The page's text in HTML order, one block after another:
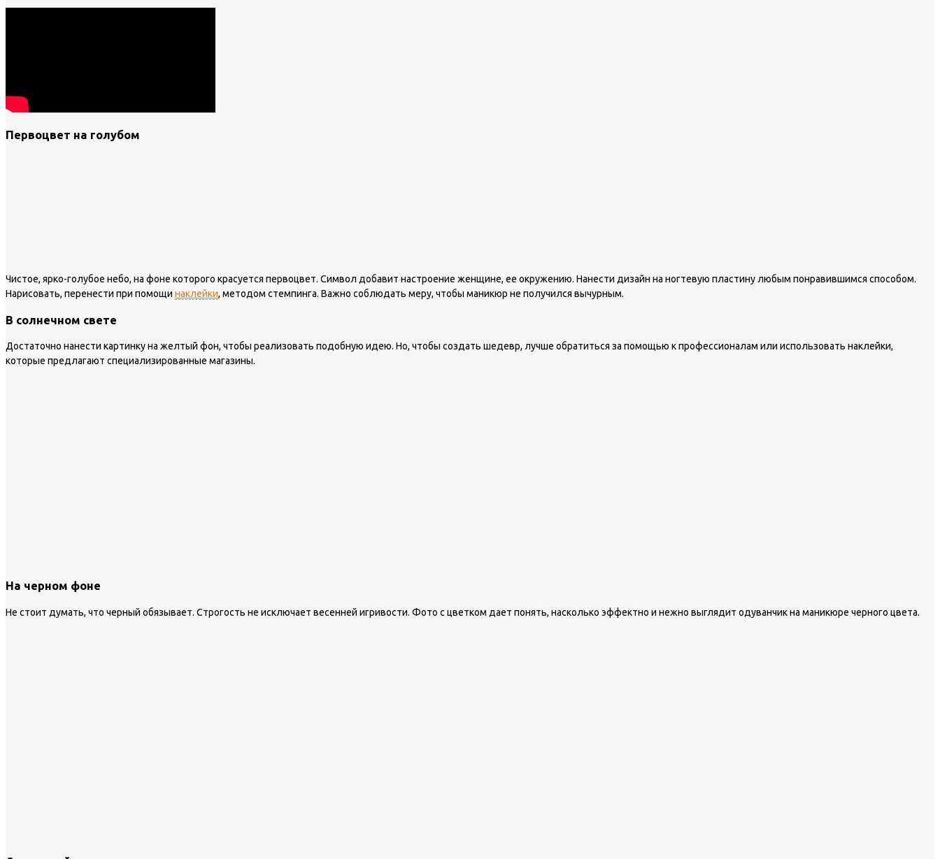
Первоцвет на голубом
Чистое, ярко-голубое небо, на фоне которого красуется первоцвет. Символ добавит настроение женщине, ее окружению. Нанести дизайн на ногтевую пластину любым понравившимся способом.
Нарисовать, перенести при помощи наклейки, методом стемпинга. Важно соблюдать меру, чтобы маникюр не получился вычурным.
В солнечном свете
Достаточно нанести картинку на желтый фон, чтобы реализовать подобную идею. Но, чтобы создать шедевр, лучше обратиться за помощью к профессионалам или использовать наклейки,
которые предлагают специализированные магазины.
На черном фоне
Не стоит думать, что черный обязывает. Строгость не исключает весенней игривости. Фото с цветком дает понять, насколько эффектно и нежно выглядит одуванчик на маникюре черного цвета.